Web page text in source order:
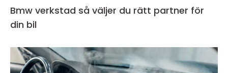
Bmw verkstad så väljer du rätt partner för
din bil